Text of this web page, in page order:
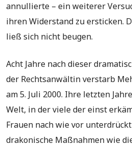
annullierte – ein weiterer
ihren Widerstand zu ersticken.
ließ sich nicht beugen.
Acht Jahre nach dieser
der Rechtsanwältin verstarb
am 5. Juli 2000. Ihre letzten
Welt, in der viele der einst
Frauen nach wie vor
drakonische Maßnahmen wie